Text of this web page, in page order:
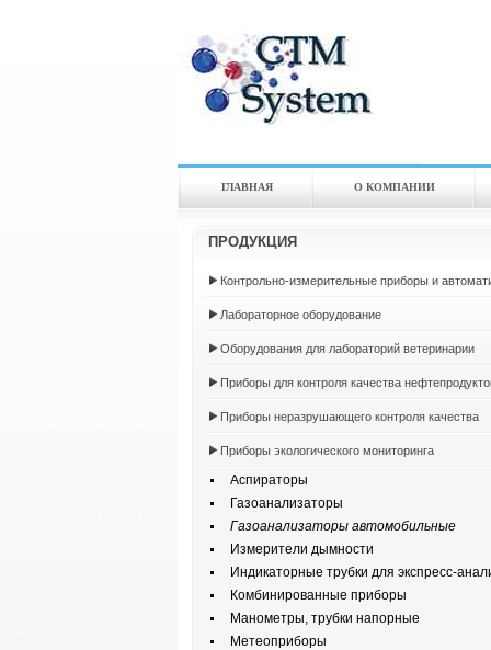
ГЛАВНАЯ О КОМПАНИИ
ПРОДУКЦИЯ
Контрольно-измерительные приборы и
Лабораторное оборудование
Оборудования для лабораторий ветеринарии
Приборы для контроля качества
Приборы неразрушающего контроля качества
Приборы экологического мониторинга
Аспираторы
Газоанализаторы
Газоанализаторы автомобильные
Измерители дымности
Индикаторные трубки для экспресс-
Комбинированные приборы
Манометры, трубки напорные
Метеоприборы